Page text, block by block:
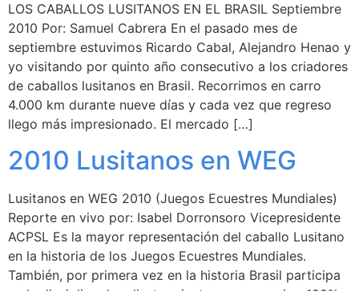
LOS CABALLOS LUSITANOS EN EL BRASIL Septiembre
2010 Por: Samuel Cabrera En el pasado mes de
septiembre estuvimos Ricardo Cabal, Alejandro Henao y
yo visitando por quinto año consecutivo a los criadores
de caballos lusitanos en Brasil. Recorrimos en carro
4.000 km durante nueve días y cada vez que regreso
llego más impresionado. El mercado […]
2010 Lusitanos en WEG
Lusitanos en WEG 2010 (Juegos Ecuestres Mundiales)
Reporte en vivo por: Isabel Dorronsoro Vicepresidente
ACPSL Es la mayor representación del caballo Lusitano
en la historia de los Juegos Ecuestres Mundiales.
También, por primera vez en la historia Brasil participa